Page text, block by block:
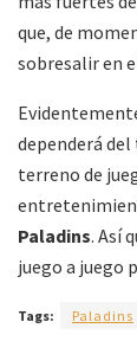
que, de
sobresalir en
dependerá
terreno de
Paladins. Así
juego a juego
Tags: Paladins